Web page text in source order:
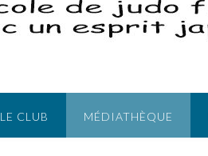
LE CLUB MÉDIATHÈQUE